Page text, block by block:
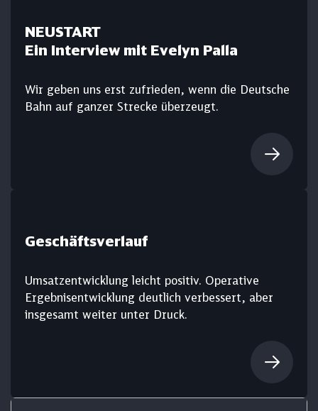
NEUSTART
Ein Interview mit Evelyn Palla
Wir geben uns erst zufrieden, wenn die Deutsche
Bahn auf ganzer Strecke überzeugt.
Geschäftsverlauf
Umsatzentwicklung leicht positiv. Operative
Ergebnisentwicklung deutlich verbessert, aber
insgesamt weiter unter Druck.